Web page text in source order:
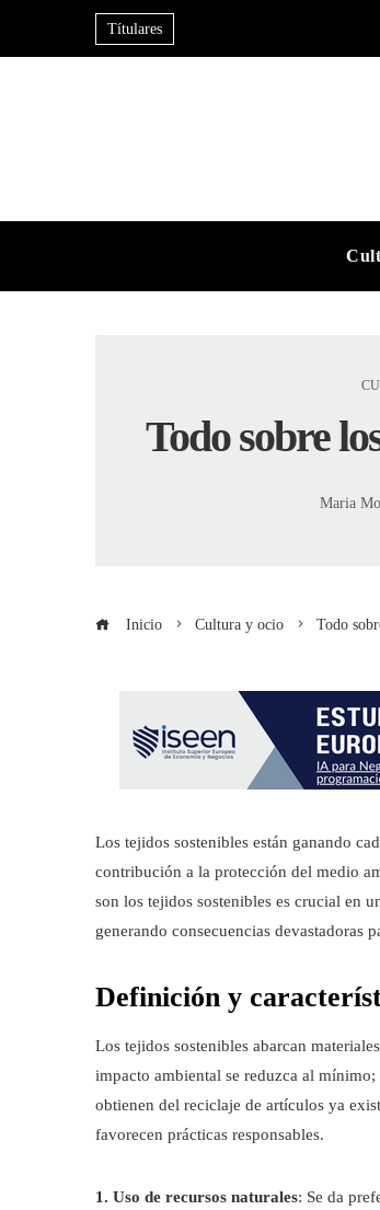
Títulares
Todo sobre
Maria
Inicio Cultura y ocio Todo
Los tejidos sostenibles están ganando
contribución a la protección del medio
son los tejidos sostenibles es crucial en
generando consecuencias devastadoras
Definición y
Los tejidos sostenibles abarcan
impacto ambiental se reduzca al
obtienen del reciclaje de artículos ya
favorecen prácticas responsables.
1. Uso de recursos naturales: Se da